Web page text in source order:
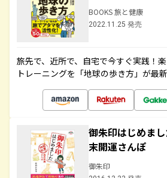
BOOKS 旅と健康
2022.11.25 発売
旅先で、近所で、自宅で今すぐ実践！
トレーニングを「地球の歩き方」が最
御朱印はじめま
末開運さんぽ
御朱印